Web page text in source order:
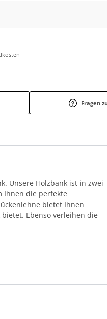
Fragen
Unsere Holzbank ist in zwei
Ihnen die perfekte
bietet Ihnen
Ebenso verleihen die